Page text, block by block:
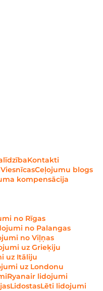
Kontakti
ViesnīcasCeļojumu blogs
kompensācija
no Rīgas
no Palangas
no Viļņas
uz Grieķiju
uz Itāliju
uz Londonu
Ryanair lidojumi
LidostasLēti lidojumi